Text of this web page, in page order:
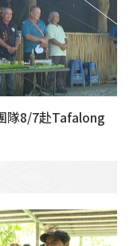
隊8/7赴Tafalong